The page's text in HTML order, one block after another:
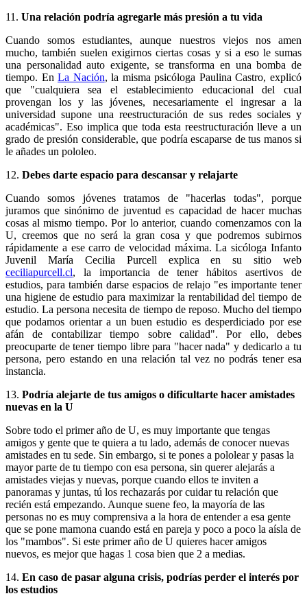
11. Una relación podría agregarle más presión a tu vida
Cuando somos estudiantes, aunque nuestros viejos nos amen
mucho, también suelen exigirnos ciertas cosas y si a eso le sumas
una personalidad auto exigente, se transforma en una bomba de
tiempo. EnLa Nación, la misma psicóloga Paulina Castro, explicó
que "cualquiera sea el establecimiento educacional del cual
provengan los y las jóvenes, necesariamente el ingresar a la
universidad supone una reestructuración de sus redes sociales y
académicas". Eso implica que toda esta reestructuración lleve a un
grado de presión considerable, que podría escaparse de tus manos si
le añades un pololeo.
12. Debes darte espacio para descansar y relajarte
Cuando somos jóvenes tratamos de "hacerlas todas", porque
juramos que sinónimo de juventud es capacidad de hacer muchas
cosas al mismo tiempo. Por lo anterior, cuando comenzamos con la
U, creemos que no será la gran cosa y que podremos subirnos
rápidamente a ese carro de velocidad máxima. La sicóloga Infanto
Juvenil María Cecilia Purcell explica en su sitio web
ceciliapurcell.cl, la importancia de tener hábitos asertivos de
estudios, para también darse espacios de relajo "es importante tener
una higiene de estudio para maximizar la rentabilidad del tiempo de
estudio. La persona necesita de tiempo de reposo. Mucho del tiempo
que podamos orientar a un buen estudio es desperdiciado por ese
afán de contabilizar tiempo sobre calidad". Por ello, debes
preocuparte de tener tiempo libre para "hacer nada" y dedicarlo a tu
persona, pero estando en una relación tal vez no podrás tener esa
instancia.
13. Podría alejarte de tus amigos o dificultarte hacer amistades
nuevas en la U
Sobre todo el primer año de U, es muy importante que tengas
amigos y gente que te quiera a tu lado, además de conocer nuevas
amistades en tu sede. Sin embargo, si te pones a pololear y pasas la
mayor parte de tu tiempo con esa persona, sin querer alejarás a
amistades viejas y nuevas, porque cuando ellos te inviten a
panoramas y juntas, tú los rechazarás por cuidar tu relación que
recién está empezando. Aunque suene feo, la mayoría de las
personas no es muy comprensiva a la hora de entender a esa gente
que se pone mamona cuando está en pareja y poco a poco la aísla de
los "mambos". Si este primer año de U quieres hacer amigos
nuevos, es mejor que hagas 1 cosa bien que 2 a medias.
14. En caso de pasar alguna crisis, podrías perder el interés por
los estudios